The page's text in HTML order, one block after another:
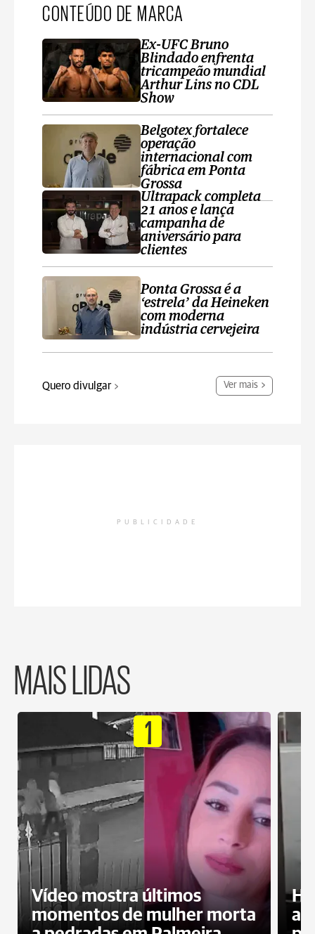
CONTEÚDO DE MARCA
Ex-UFC Bruno
Blindado enfrenta
tricampeão mundial
Arthur Lins no CDL
Show
Belgotex fortalece
operação
internacional com
fábrica em Ponta
Grossa
Ultrapack completa
21 anos e lança
campanha de
aniversário para
clientes
Ponta Grossa é a
‘estrela’ da Heineken
com moderna
indústria cervejeira
Quero divulgar Ver mais
PUBLICIDADE
MAIS LIDAS
1
Vídeo mostra últimos
momentos de mulher morta